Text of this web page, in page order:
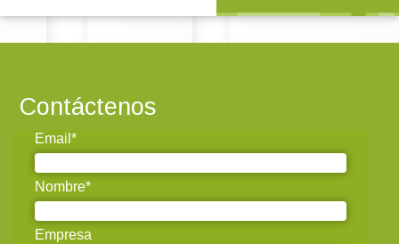
Contáctenos
Email*
Nombre*
Empresa